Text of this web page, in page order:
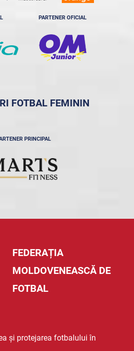
PARTENER OFICIAL
FOTBAL FEMININ
PRINCIPAL
FEDERAȚIA
MOLDOVENEASCĂ DE
FOTBAL
și protejarea fotbalului în